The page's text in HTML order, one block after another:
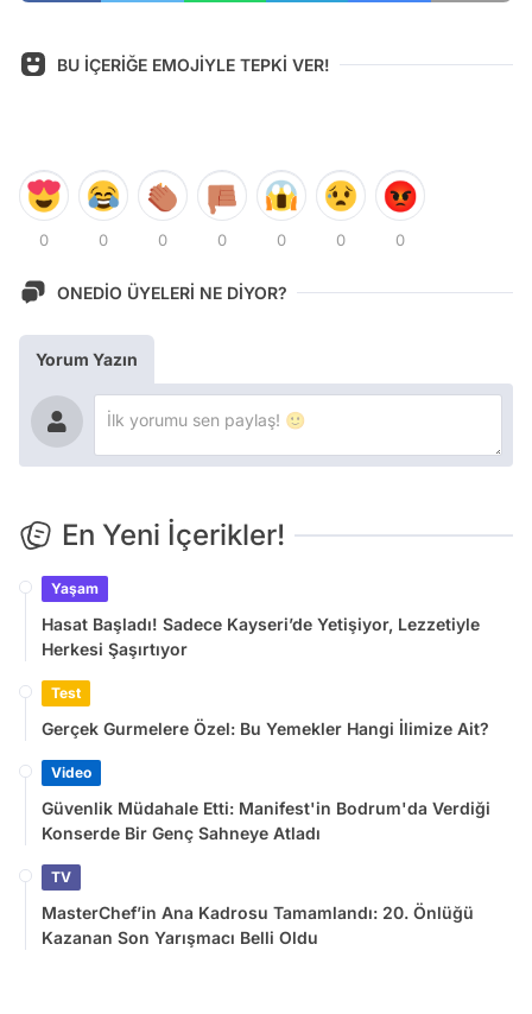
BU İÇERİĞE EMOJİYLE TEPKİ VER!
0 0 0 0 0 0 0
ONEDİO ÜYELERİ NE DİYOR?
Yorum Yazın
En Yeni İçerikler!
Yaşam
Hasat Başladı! Sadece Kayseri’de Yetişiyor, Lezzetiyle
Herkesi Şaşırtıyor
Test
Gerçek Gurmelere Özel: Bu Yemekler Hangi İlimize Ait?
Video
Güvenlik Müdahale Etti: Manifest'in Bodrum'da Verdiği
Konserde Bir Genç Sahneye Atladı
TV
MasterChef’in Ana Kadrosu Tamamlandı: 20. Önlüğü
Kazanan Son Yarışmacı Belli Oldu